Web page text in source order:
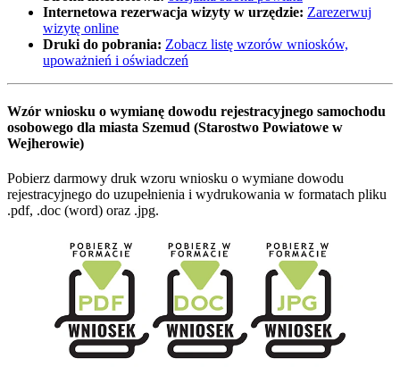
Internetowa rezerwacja wizyty w urzędzie: Zarezerwuj
wizytę online
Druki do pobrania: Zobacz listę wzorów wniosków,
upoważnień i oświadczeń
Wzór wniosku o wymianę dowodu rejestracyjnego samochodu
osobowego dla miasta Szemud (Starostwo Powiatowe w
Wejherowie)
Pobierz darmowy druk wzoru wniosku o wymiane dowodu
rejestracyjnego do uzupełnienia i wydrukowania w formatach pliku
.pdf, .doc (word) oraz .jpg.